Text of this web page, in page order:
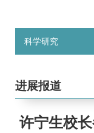
科学研究
进展报道
许宁生校